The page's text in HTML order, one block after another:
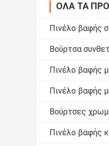
ΌΛΑ ΤΑ
Πινέλο βαφής
Βούρτσα
Πινέλο βαφής
Πινέλο βαφής
Βούρτσες
Πινέλο βαφής